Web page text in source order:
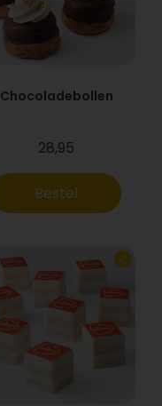
Chocoladebollen
28,95
Bestel